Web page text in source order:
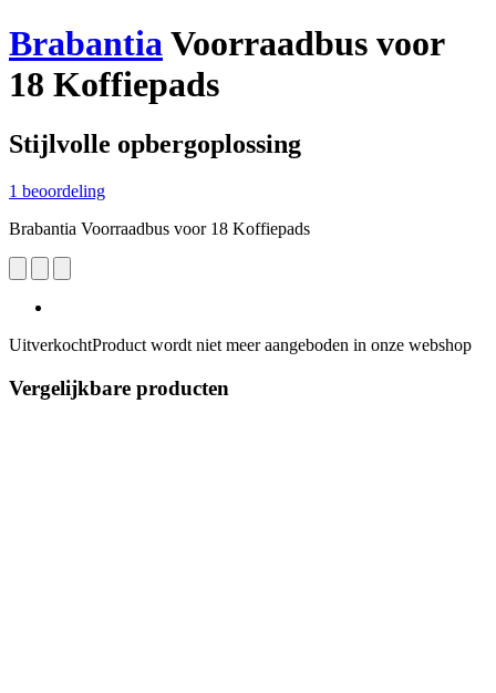
BrabantiaVoorraadbus voor
18 Koffiepads
Stijlvolle opbergoplossing
1 beoordeling
Brabantia Voorraadbus voor 18 Koffiepads
UitverkochtProduct wordt niet meer aangeboden in onze webshop
Vergelijkbare producten